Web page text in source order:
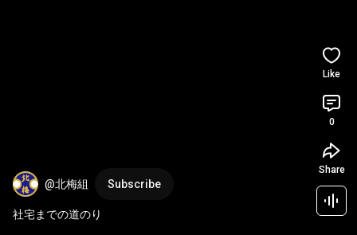
@北梅組 Subscribe
社宅までの道のり
Like
0
Share